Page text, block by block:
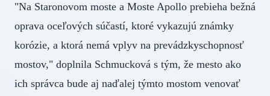
"Na Staronovom moste a Moste Apollo prebieha bežná
oprava oceľových súčastí, ktoré vykazujú známky
korózie, a ktorá nemá vplyv na prevádzkyschopnosť
mostov," doplnila Schmucková s tým, že mesto ako
ich správca bude aj naďalej týmto mostom venovať